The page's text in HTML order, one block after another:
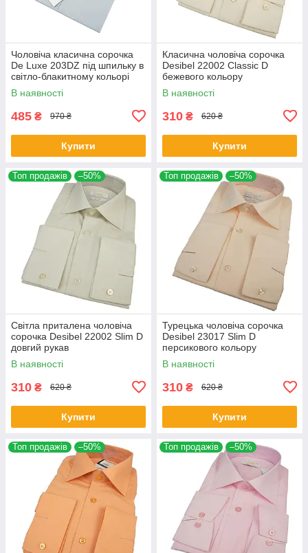
Чоловіча класична сорочка
De Luxe 203DZ під шпильку в
світло-блакитному кольорі
В наявності
485 ₴ 970 ₴
Купити
Класична чоловіча сорочка
Desibel 22002 Classic D
бежевого кольору
В наявності
310 ₴ 620 ₴
Купити
Топ продажів –50%
Світла приталена чоловіча
сорочка Desibel 22002 Slim D
довгий рукав
В наявності
310 ₴ 620 ₴
Купити
Топ продажів –50%
Турецька чоловіча сорочка
Desibel 23017 Slim D
персикового кольору
В наявності
310 ₴ 620 ₴
Купити
Топ продажів –50% Топ продажів –50%